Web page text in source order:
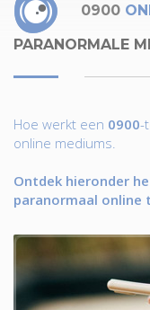
0900
PARANORMALE
Hoe werkt een 0900-
online mediums.
Ontdek hieronder
paranormaal